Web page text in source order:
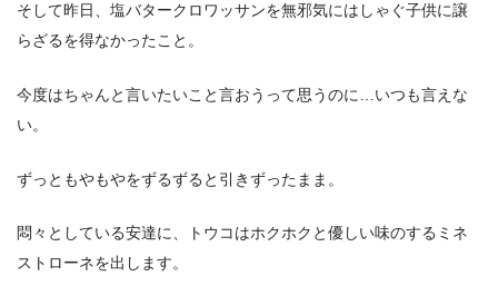
そして昨日、塩バタークロワッサンを無邪気にはしゃぐ子供に譲
らざるを得なかったこと。
今度はちゃんと言いたいこと言おうって思うのに…いつも言えな
い。
ずっともやもやをずるずると引きずったまま。
悶々としている安達に、トウコはホクホクと優しい味のするミネ
ストローネを出します。